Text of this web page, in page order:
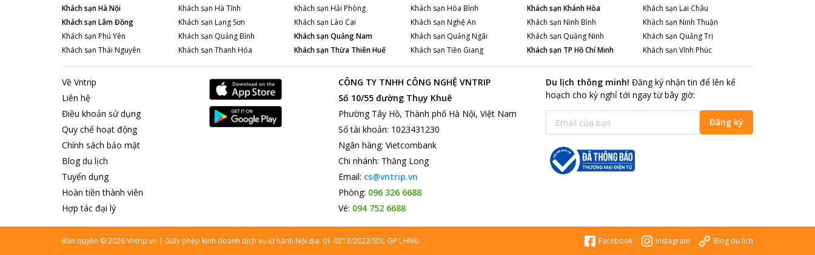
Khách sạnHà Nội Khách sạn Hà Tĩnh Khách sạn Hải Phòng Khách sạn Hòa Bình Khách sạnKhánh Hòa Khách sạn Lai Châu
Khách sạnLâm Đồng Khách sạn Lạng Sơn Khách sạn Lào Cai Khách sạn Nghệ An Khách sạn Ninh Bình Khách sạn Ninh Thuận
Khách sạn Phú Yên Khách sạn Quảng Bình Khách sạnQuảng Nam Khách sạn Quảng Ngãi Khách sạn Quảng Ninh Khách sạn Quảng Trị
Khách sạn Thái Nguyên Khách sạn Thanh Hóa Khách sạn Thừa Thiên Huế Khách sạn Tiền Giang Khách sạn TP Hồ Chí Minh Khách sạn Vĩnh Phúc
Về Vntrip
Liên hệ
Điều khoản sử dụng
Quy chế hoạt động
Chính sách bảo mật
Blog du lịch
Tuyển dụng
Hoàn tiền thành viên
Hợp tác đại lý
CÔNG TY TNHH CÔNG NGHỆ VNTRIP
Số 10/55 đường Thụy Khuê
Phường Tây Hồ, Thành phố Hà Nội, Việt Nam
Số tài khoản: 1023431230
Ngân hàng: Vietcombank
Chi nhánh: Thăng Long
Email: cs@vntrip.vn
Phòng: 096 326 6688
Vé: 094 752 6688
Du lịch thông minh! Đăng ký nhận tin để lên kế
hoạch cho kỳ nghỉ tới ngay từ bây giờ:
Đăng ký
Bản quyền ©2026Vntrip.vn | Giấy phép kinh doanh dịch vụ lữ hành Nội địa: 01-0213/2022/SDL-GP LHNĐ Facebook Instagram Blog du lịch